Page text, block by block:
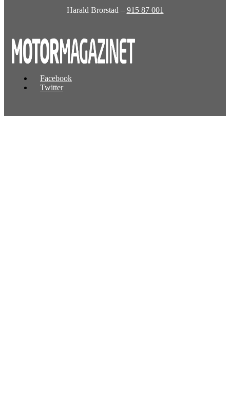
Harald Brorstad – 915 87 001
Facebook
Twitter